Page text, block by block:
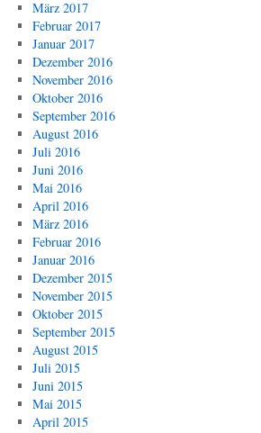
März 2017
Februar 2017
Januar 2017
Dezember 2016
November 2016
Oktober 2016
September 2016
August 2016
Juli 2016
Juni 2016
Mai 2016
April 2016
März 2016
Februar 2016
Januar 2016
Dezember 2015
November 2015
Oktober 2015
September 2015
August 2015
Juli 2015
Juni 2015
Mai 2015
April 2015